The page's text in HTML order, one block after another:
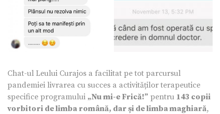
Chat-ul Leului Curajos a facilitat pe tot parcursul
pandemiei livrarea cu succes a activităților terapeutice
specifice programului „Nu mi-e Frică!” pentru 143 copii
vorbitori de limba română, dar și de limba maghiară,